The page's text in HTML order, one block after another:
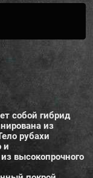
собой гибрид
из
рубахи
и
высокопрочного